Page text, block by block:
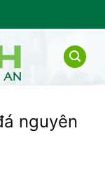
nguyên